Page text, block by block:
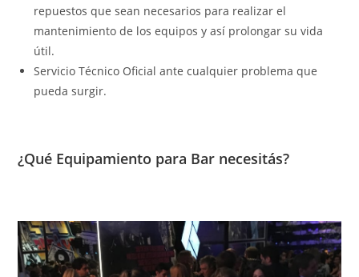
repuestos que sean necesarios para realizar el
mantenimiento de los equipos y así prolongar su vida
útil.
Servicio Técnico Oficial ante cualquier problema que
pueda surgir.
¿Qué Equipamiento para Bar necesitás?